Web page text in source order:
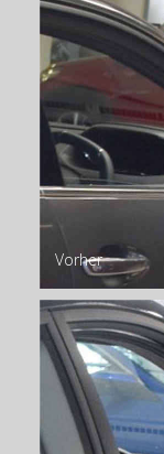
Vorher